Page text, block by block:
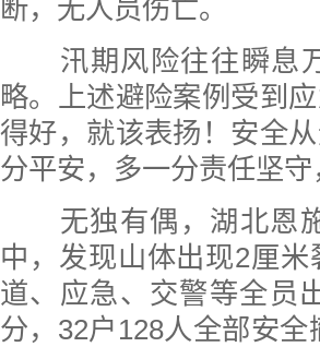
断，无人员伤亡。
汛期风险往往瞬息万
略。上述避险案例受到
得好，就该表扬！安全
分平安，多一分责任坚
无独有偶，湖北恩施
中，发现山体出现2厘
道、应急、交警等全员
分，32户128人全部安